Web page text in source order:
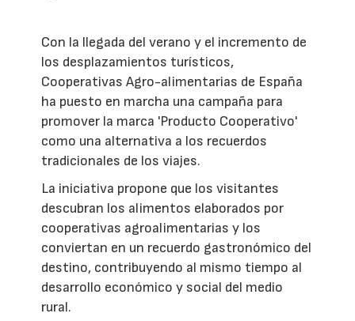
Con la llegada del verano y el incremento de
los desplazamientos turísticos,
Cooperativas Agro-alimentarias de España
ha puesto en marcha una campaña para
promover la marca 'Producto Cooperativo'
como una alternativa a los recuerdos
tradicionales de los viajes.
La iniciativa propone que los visitantes
descubran los alimentos elaborados por
cooperativas agroalimentarias y los
conviertan en un recuerdo gastronómico del
destino, contribuyendo al mismo tiempo al
desarrollo económico y social del medio
rural.